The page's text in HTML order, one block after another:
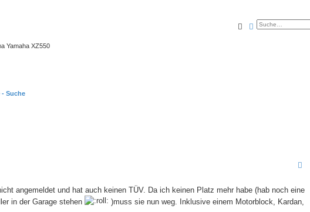
Yamaha XZ550
SucheErweiterte Suche
- Suche
angemeldet und hat auch keinen TÜV. Da ich keinen Platz mehr habe (hab noch eine
in der Garage stehen
)muss sie nun weg. Inklusive einem Motorblock, Kardan,